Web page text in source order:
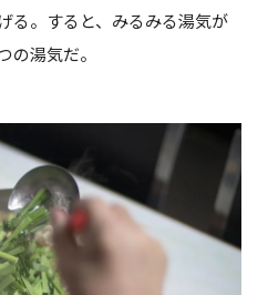
る。すると、みるみる湯気が
の湯気だ。